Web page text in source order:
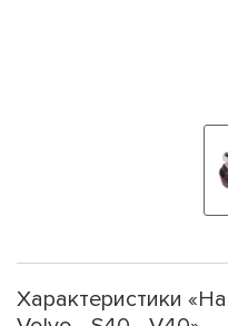
Характеристики